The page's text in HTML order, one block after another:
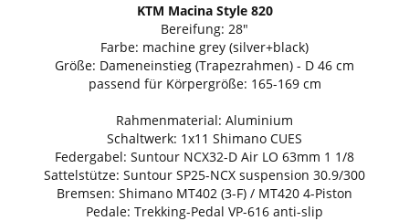
KTM Macina Style 820
Bereifung: 28"
Farbe: machine grey (silver+black)
Größe: Dameneinstieg (Trapezrahmen) - D 46 cm
passend für Körpergröße: 165-169 cm
Rahmenmaterial: Aluminium
Schaltwerk: 1x11 Shimano CUES
Federgabel: Suntour NCX32-D Air LO 63mm 1 1/8
Sattelstütze: Suntour SP25-NCX suspension 30.9/300
Bremsen: Shimano MT402 (3-F) / MT420 4-Piston
Pedale: Trekking-Pedal VP-616 anti-slip